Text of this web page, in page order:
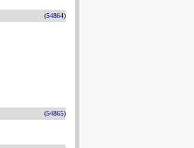
(54864)
(54865)